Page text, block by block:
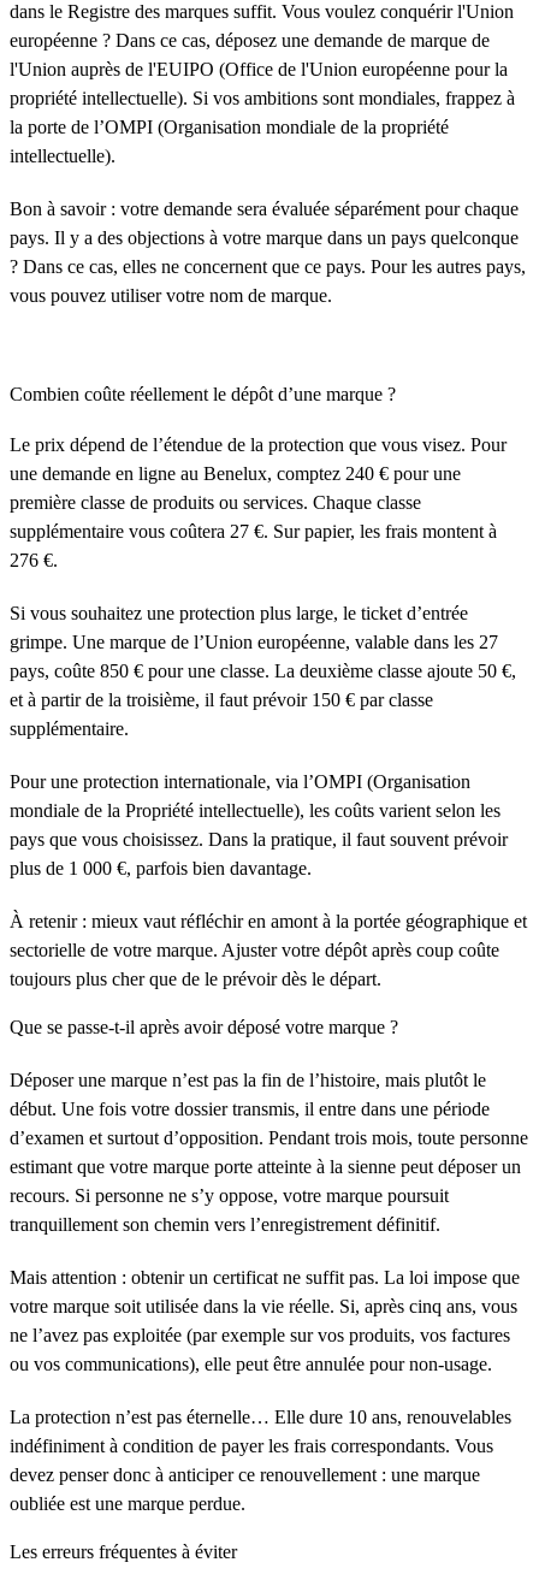
dans le Registre des marques suffit. Vous voulez conquérir l'Union
européenne ? Dans ce cas, déposez une demande de marque de
l'Union auprès de l'EUIPO (Office de l'Union européenne pour la
propriété intellectuelle). Si vos ambitions sont mondiales, frappez à
la porte de l’OMPI (Organisation mondiale de la propriété
intellectuelle).
Bon à savoir : votre demande sera évaluée séparément pour chaque
pays. Il y a des objections à votre marque dans un pays quelconque
? Dans ce cas, elles ne concernent que ce pays. Pour les autres pays,
vous pouvez utiliser votre nom de marque.
Combien coûte réellement le dépôt d’une marque ?
Le prix dépend de l’étendue de la protection que vous visez. Pour
une demande en ligne au Benelux, comptez 240 € pour une
première classe de produits ou services. Chaque classe
supplémentaire vous coûtera 27 €. Sur papier, les frais montent à
276 €.
Si vous souhaitez une protection plus large, le ticket d’entrée
grimpe. Une marque de l’Union européenne, valable dans les 27
pays, coûte 850 € pour une classe. La deuxième classe ajoute 50 €,
et à partir de la troisième, il faut prévoir 150 € par classe
supplémentaire.
Pour une protection internationale, via l’OMPI (Organisation
mondiale de la Propriété intellectuelle), les coûts varient selon les
pays que vous choisissez. Dans la pratique, il faut souvent prévoir
plus de 1 000 €, parfois bien davantage.
À retenir : mieux vaut réfléchir en amont à la portée géographique et
sectorielle de votre marque. Ajuster votre dépôt après coup coûte
toujours plus cher que de le prévoir dès le départ.
Que se passe-t-il après avoir déposé votre marque ?
Déposer une marque n’est pas la fin de l’histoire, mais plutôt le
début. Une fois votre dossier transmis, il entre dans une période
d’examen et surtout d’opposition. Pendant trois mois, toute personne
estimant que votre marque porte atteinte à la sienne peut déposer un
recours. Si personne ne s’y oppose, votre marque poursuit
tranquillement son chemin vers l’enregistrement définitif.
Mais attention : obtenir un certificat ne suffit pas. La loi impose que
votre marque soit utilisée dans la vie réelle. Si, après cinq ans, vous
ne l’avez pas exploitée (par exemple sur vos produits, vos factures
ou vos communications), elle peut être annulée pour non-usage.
La protection n’est pas éternelle… Elle dure 10 ans, renouvelables
indéfiniment à condition de payer les frais correspondants. Vous
devez penser donc à anticiper ce renouvellement : une marque
oubliée est une marque perdue.
Les erreurs fréquentes à éviter